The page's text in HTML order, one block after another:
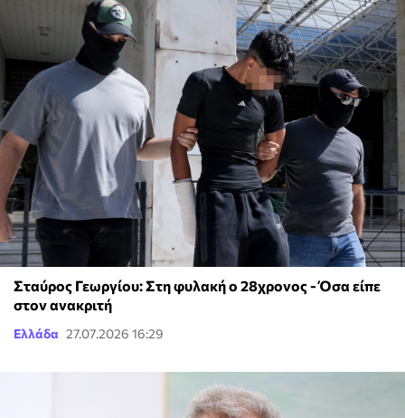
Σταύρος Γεωργίου: Στη φυλακή ο 28χρονος - Όσα είπε
στον ανακριτή
Ελλάδα 27.07.2026 16:29